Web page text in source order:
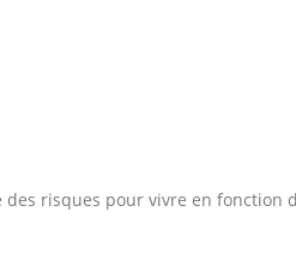
risques pour vivre en fonction